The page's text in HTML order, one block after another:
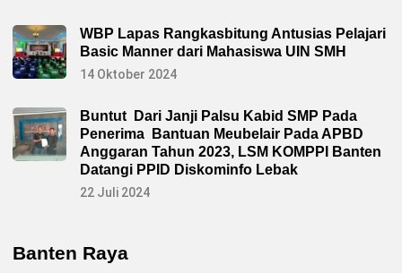
WBP Lapas Rangkasbitung Antusias Pelajari
Basic Manner dari Mahasiswa UIN SMH
14 Oktober 2024
Buntut Dari Janji Palsu Kabid SMP Pada
Penerima Bantuan Meubelair Pada APBD
Anggaran Tahun 2023, LSM KOMPPI Banten
Datangi PPID Diskominfo Lebak
22 Juli 2024
Banten Raya